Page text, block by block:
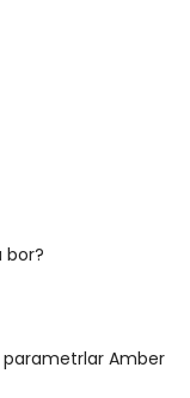
bor?
parametrlar Amber